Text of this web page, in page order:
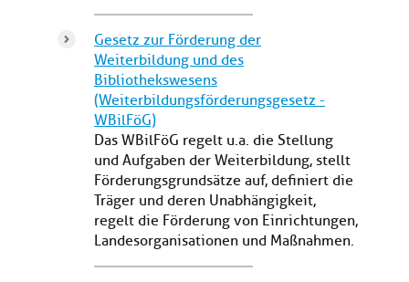
Gesetz zur Förderung der
Weiterbildung und des
Bibliothekswesens
(Weiterbildungsförderungsgesetz -
WBilFöG)
Das WBilFöG regelt u.a. die Stellung
und Aufgaben der Weiterbildung, stellt
Förderungsgrundsätze auf, definiert die
Träger und deren Unabhängigkeit,
regelt die Förderung von Einrichtungen,
Landesorganisationen und Maßnahmen.